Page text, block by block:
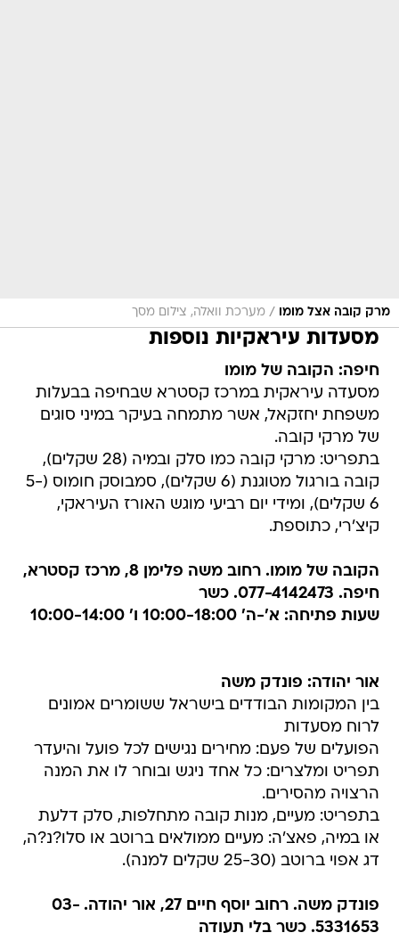
מרק קובה אצל מומו / מערכת וואלה, צילום מסך
מסעדות עיראקיות נוספות
חיפה: הקובה של מומו
מסעדה עיראקית במרכז קסטרא שבחיפה בבעלות
משפחת יחזקאל, אשר מתמחה בעיקר במיני סוגים
של מרקי קובה.
בתפריט: מרקי קובה כמו סלק ובמיה (28 שקלים),
קובה בורגול מטוגנת (6 שקלים), סמבוסק חומוס (5-
6 שקלים), ומידי יום רביעי מוגש האורז העיראקי,
קיצ'רי, כתוספת.
הקובה של מומו. רחוב משה פלימן 8, מרכז קסטרא,
חיפה. 077-4142473. כשר
שעות פתיחה: א'-ה' 10:00-18:00 ו' 10:00-14:00
אור יהודה: פונדק משה
בין המקומות הבודדים בישראל ששומרים אמונים
לרוח מסעדות
הפועלים של פעם: מחירים נגישים לכל פועל והיעדר
תפריט ומלצרים: כל אחד ניגש ובוחר לו את המנה
הרצויה מהסירים.
בתפריט: מעיים, מנות קובה מתחלפות, סלק דלעת
או במיה, פאצ'ה: מעיים ממולאים ברוטב או סלו?נ?ה,
דג אפוי ברוטב (25-30 שקלים למנה).
פונדק משה. רחוב יוסף חיים 27, אור יהודה. 03-
5331653‏. כשר בלי תעודה